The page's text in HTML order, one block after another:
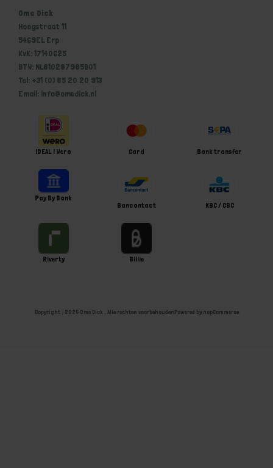
Ome Dick
Hoogstraat 11
5469EL Erp
KvK: 17140625
BTW: NL810287985B01
Tel: +31 (0) 85 20 20 913
Email: info@omedick.nl
iDEAL | Wero Card Bank transfer
Pay By Bank
Bancontact
KBC / CBC
Riverty Billie
Copyright ; 2026 Ome Dick . Alle rechten voorbehoudenPowered by nopCommerce